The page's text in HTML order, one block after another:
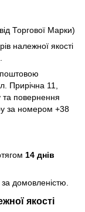
Торгової Марки)
належної якості
поштовою
Прирічна 11,
та повернення
за номером +38
14 днів
за домовленістю.
якості